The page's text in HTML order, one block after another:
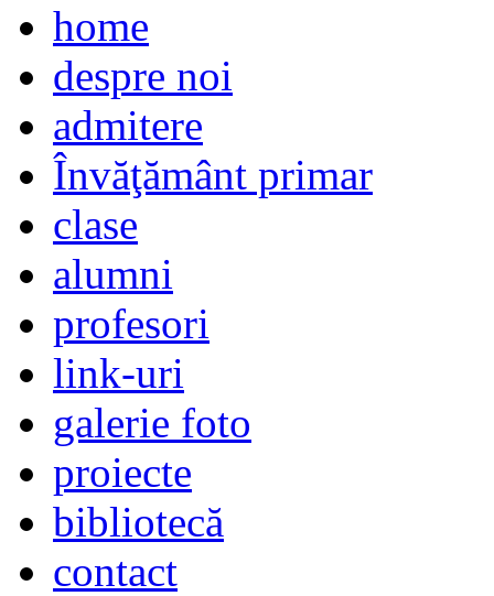
home
despre noi
admitere
Învăţământ primar
clase
alumni
profesori
link-uri
galerie foto
proiecte
bibliotecă
contact